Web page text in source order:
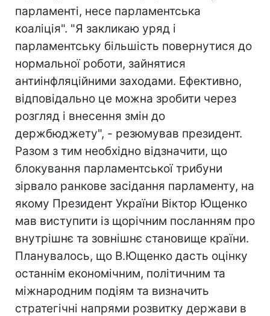
парламенті, несе парламентська
коаліція". "Я закликаю уряд і
парламентську більшість повернутися до
нормальної роботи, зайнятися
антиінфляційними заходами. Ефективно,
відповідально це можна зробити через
розгляд і внесення змін до
держбюджету", - резюмував президент.
Разом з тим необхідно відзначити, що
блокування парламентської трибуни
зірвало ранкове засідання парламенту, на
якому Президент України Віктор Ющенко
мав виступити із щорічним посланням про
внутрішнє та зовнішнє становище країни.
Планувалось, що В.Ющенко дасть оцінку
останнім економічним, політичним та
міжнародним подіям та визначить
стратегічні напрями розвитку держави в